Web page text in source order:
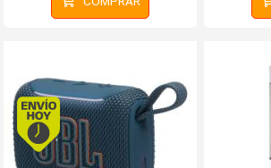
Envío hoy. Comprando antes de 13Hs.